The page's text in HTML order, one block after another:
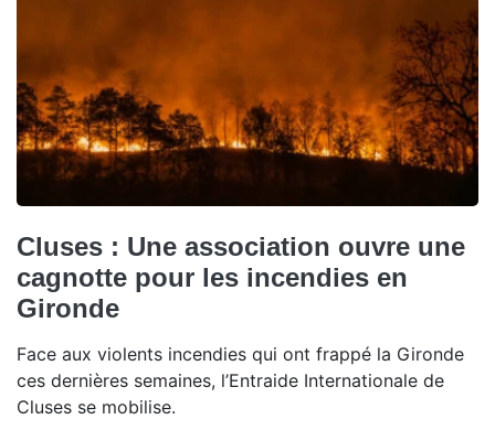
Cluses : Une association ouvre une
cagnotte pour les incendies en
Gironde
Face aux violents incendies qui ont frappé la Gironde
ces dernières semaines, l’Entraide Internationale de
Cluses se mobilise.